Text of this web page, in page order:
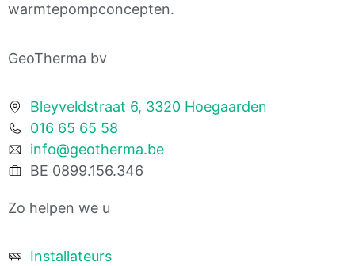
warmtepompconcepten.
GeoTherma bv
Bleyveldstraat 6, 3320 Hoegaarden
016 65 65 58
info@geotherma.be
BE 0899.156.346
Zo helpen we u
Installateurs